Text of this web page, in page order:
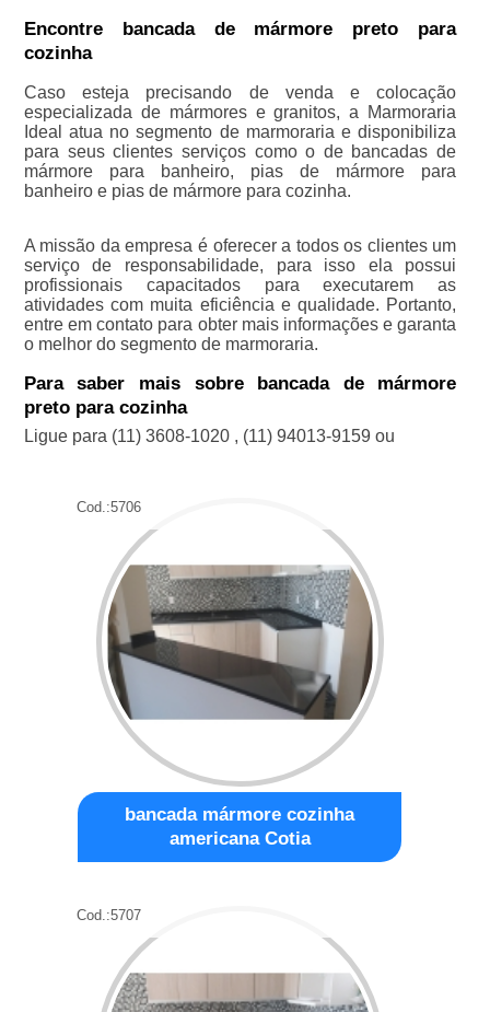
Encontre bancada de mármore preto para
cozinha
Caso esteja precisando de venda e colocação
especializada de mármores e granitos, a Marmoraria
Ideal atua no segmento de marmoraria e disponibiliza
para seus clientes serviços como o de bancadas de
mármore para banheiro, pias de mármore para
banheiro e pias de mármore para cozinha.
A missão da empresa é oferecer a todos os clientes um
serviço de responsabilidade, para isso ela possui
profissionais capacitados para executarem as
atividades com muita eficiência e qualidade. Portanto,
entre em contato para obter mais informações e garanta
o melhor do segmento de marmoraria.
Para saber mais sobre bancada de mármore
preto para cozinha
Ligue para (11) 3608-1020, (11) 94013-9159 ou
Cod.:5706
bancada mármore cozinha
americana Cotia
Cod.:5707